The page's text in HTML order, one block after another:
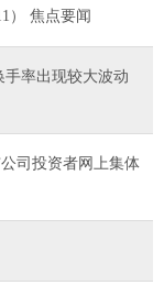
） 焦点要闻
手率出现较大波动
司投资者网上集体